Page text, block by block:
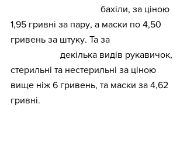
бахіли, за ціною
1,95 гривні за пару, а маски по 4,50
гривень за штуку. Та за
декілька видів рукавичок,
стерильні та нестерильні за ціною
вище ніж 6 гривень, та маски за 4,62
гривні.